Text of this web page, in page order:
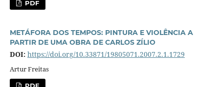
PDF
METÁFORA DOS TEMPOS: PINTURA E VIOLÊNCIA A
PARTIR DE UMA OBRA DE CARLOS ZÍLIO
DOI: https://doi.org/10.33871/19805071.2007.2.1.1729
Artur Freitas
PDF